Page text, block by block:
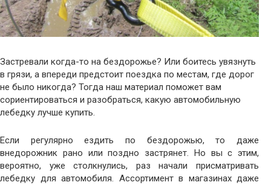
Застревали когда-то на бездорожье? Или боитесь увязнуть
в грязи, а впереди предстоит поездка по местам, где дорог
не было никогда? Тогда наш материал поможет вам
сориентироваться и разобраться, какую автомобильную
лебедку лучше купить.
Если регулярно ездить по бездорожью, то даже
внедорожник рано или поздно застрянет. Но вы с этим,
вероятно, уже столкнулись, раз начали присматривать
лебедку для автомобиля. Ассортимент в магазинах даже